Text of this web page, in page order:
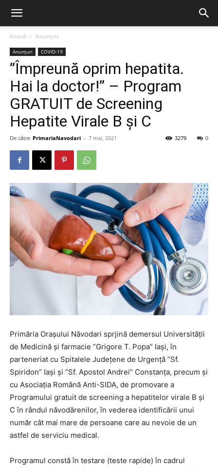
Acasă Anunțuri
Anunțuri COVID-19
”Împreună oprim hepatita.
Hai la doctor!” – Program
GRATUIT de Screening
Hepatite Virale B și C
De către PrimariaNavodari - 7 mai, 2021 0
3279
Primăria Orașului Năvodari sprjină demersul Universității
de Medicină și farmacie ”Grigore T. Popa” Iași, în
parteneriat cu Spitalele Județene de Urgență ”Sf.
Spiridon” Iași și ”Sf. Apostol Andrei” Constanța, precum și
cu Asociația Română Anti-SIDA, de promovare a
Programului gratuit de screening a hepatitelor virale B și
C în rândul năvodărenilor, în vederea identificării unui
număr cât mai mare de persoane care au nevoie de un
astfel de serviciu medical.
Programul constă în testare (teste rapide) în cadrul